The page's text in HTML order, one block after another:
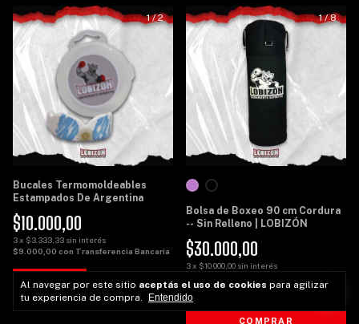
Al navegar por este sitio aceptás el uso de cookies para agilizar
tu experiencia de compra.
Entendido
1/2
Bucales Termomoldeables
Estampados De Argentina
$10.000,00
3x $3.333,33 sin interés
$9.000,00 con Transferencia Bancaria
1/8
Bolsa de Boxeo 90 cm Cordura
-- Sin Relleno | LOBIZÓN
$30.000,00
3x $10.000,00 sin interés
Bancaria
COMPRAR